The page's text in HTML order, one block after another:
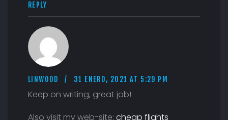
REPLY
LINWOOD 31 ENERO, 2021 AT 5:29 PM
Keep on writing, great job!
Also visit my web-site; cheap flights